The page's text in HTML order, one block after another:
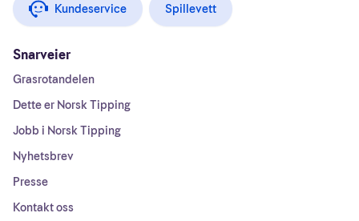
Kundeservice Spillevett
Snarveier
Grasrotandelen
Dette er Norsk Tipping
Jobb i Norsk Tipping
Nyhetsbrev
Presse
Kontakt oss